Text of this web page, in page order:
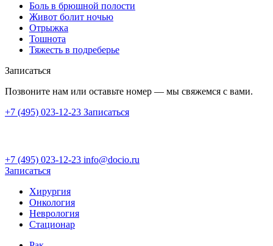
Боль в брюшной полости
Живот болит ночью
Отрыжка
Тошнота
Тяжесть в подреберье
Записаться
Позвоните нам или оставьте номер — мы свяжемся с вами.
+7 (495) 023-12-23 Записаться
+7 (495) 023-12-23 info@docio.ru
Записаться
Хирургия
Онкология
Неврология
Стационар